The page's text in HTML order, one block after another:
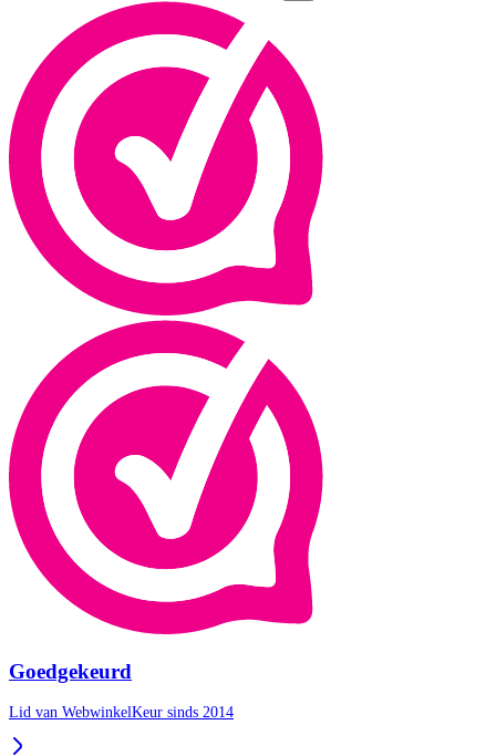
Goedgekeurd
Lid van WebwinkelKeur sinds 2014